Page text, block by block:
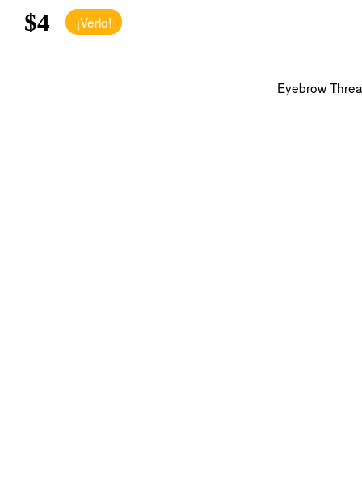
$4 ¡Verlo!
Eyebrow